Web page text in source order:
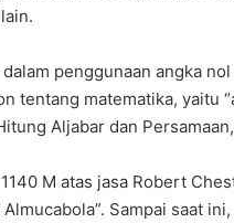
penggunaan angka
tentang matematika, yaitu
Aljabar dan
M atas jasa Robert
Sampai saat